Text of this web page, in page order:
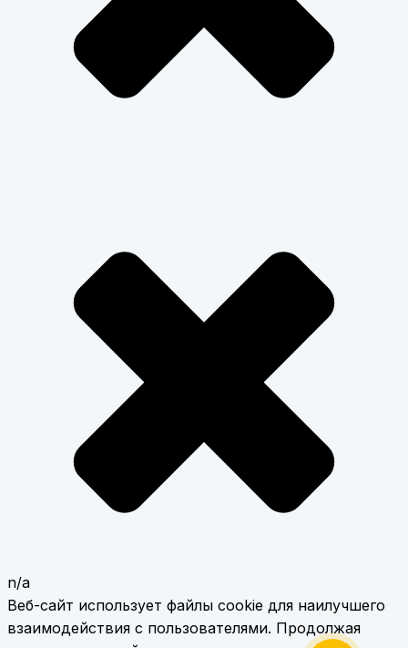
n/a
Веб-сайт использует файлы cookie для наилучшего
взаимодействия с пользователями. Продолжая